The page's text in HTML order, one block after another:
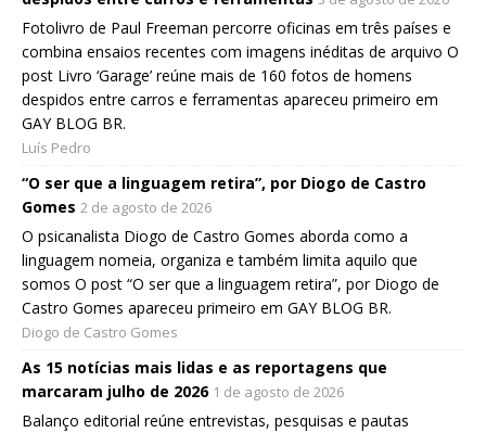
Fotolivro de Paul Freeman percorre oficinas em três países e
combina ensaios recentes com imagens inéditas de arquivo O
post Livro ‘Garage’ reúne mais de 160 fotos de homens
despidos entre carros e ferramentas apareceu primeiro em
GAY BLOG BR.
Luís Pedro
“O ser que a linguagem retira”, por Diogo de Castro
Gomes 2 de agosto de 2026
O psicanalista Diogo de Castro Gomes aborda como a
linguagem nomeia, organiza e também limita aquilo que
somos O post “O ser que a linguagem retira”, por Diogo de
Castro Gomes apareceu primeiro em GAY BLOG BR.
Diogo de Castro Gomes
As 15 notícias mais lidas e as reportagens que
marcaram julho de 2026 1 de agosto de 2026
Balanço editorial reúne entrevistas, pesquisas e pautas